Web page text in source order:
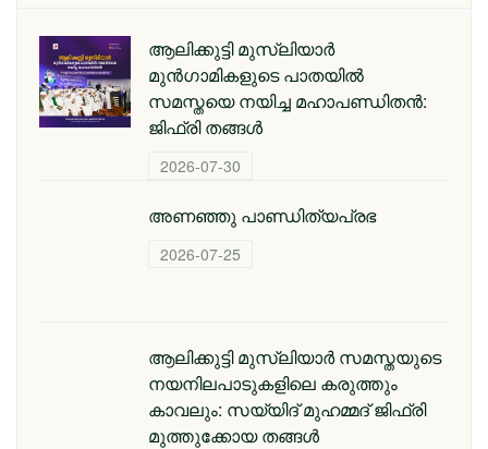
ആലിക്കുട്ടി മുസ്‌ലിയാർ
മുൻഗാമികളുടെ പാതയിൽ
സമസ്തയെ നയിച്ച മഹാപണ്ഡിതൻ:
ജിഫ്‌രി തങ്ങൾ
2026-07-30
അണഞ്ഞു പാണ്ഡിത്യപ്രഭ
2026-07-25
ആലിക്കുട്ടി മുസ്‌ലിയാർ സമസ്തയുടെ
നയനിലപാടുകളിലെ കരുത്തും
കാവലും: സയ്യിദ് മുഹമ്മദ് ജിഫ്രി
മുത്തുക്കോയ തങ്ങൾ